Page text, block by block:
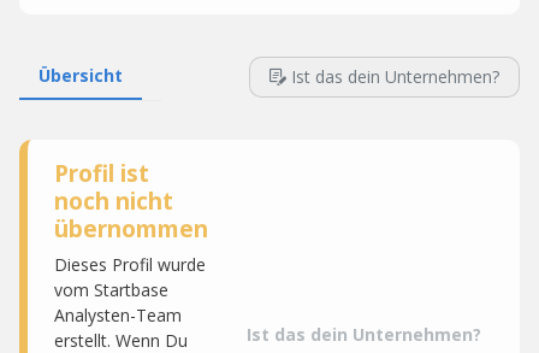
Übersicht Ist das dein Unternehmen?
Profil ist
noch nicht
übernommen
Dieses Profil wurde
vom Startbase
Analysten-Team
erstellt. Wenn Du
Ist das dein Unternehmen?